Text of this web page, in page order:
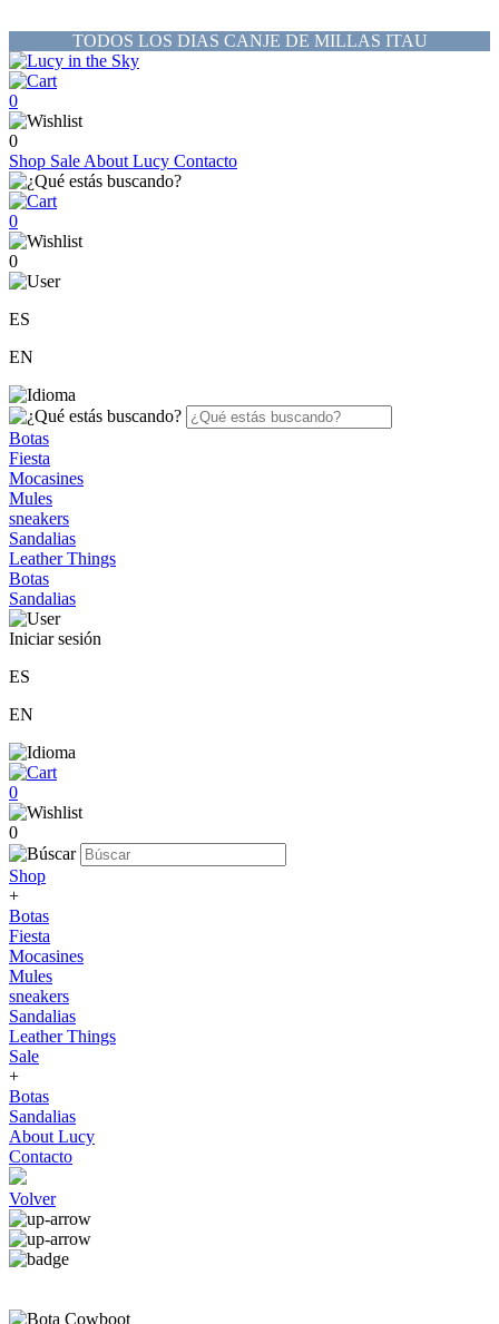
TODOS LOS DIAS CANJE DE MILLAS ITAU
0
0
Shop Sale About Lucy Contacto
0
0
ES
EN
Botas
Fiesta
Mocasines
Mules
sneakers
Sandalias
Leather Things
Botas
Sandalias
Iniciar sesión
ES
EN
0
0
Shop
+
Botas
Fiesta
Mocasines
Mules
sneakers
Sandalias
Leather Things
Sale
+
Botas
Sandalias
About Lucy
Contacto
Volver